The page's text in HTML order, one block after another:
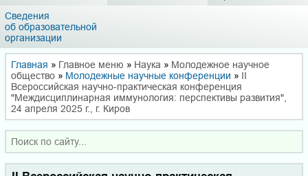
Сведения
об образовательной
организации
Главная » Главное меню » Наука » Молодежное научное
общество » Молодежные научные конференции » II
Всероссийская научно-практическая конференция
"Междисциплинарная иммунология: перспективы развития",
24 апреля 2025 г., г. Киров